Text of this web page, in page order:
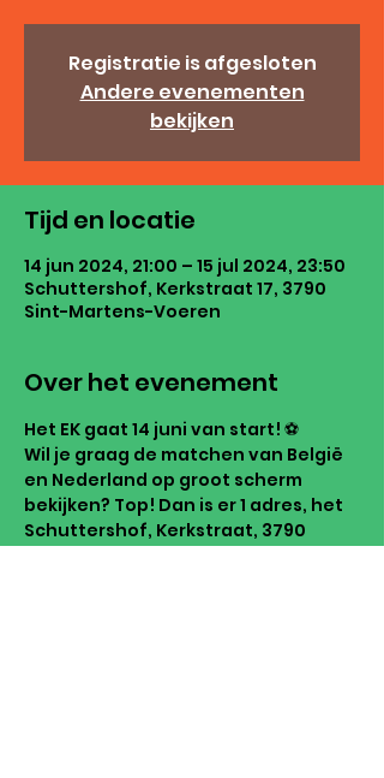
Registratie is afgesloten
Andere evenementen
bekijken
Tijd en locatie
14 jun 2024, 21:00 – 15 jul 2024, 23:50
Schuttershof, Kerkstraat 17, 3790
Sint-Martens-Voeren
Over het evenement
Het EK gaat 14 juni van start! ⚽️
Wil je graag de matchen van België
en Nederland op groot scherm
bekijken? Top! Dan is er 1 adres, het
Schuttershof, Kerkstraat, 3790